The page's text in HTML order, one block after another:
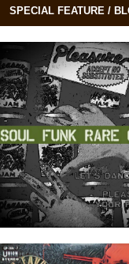
SPECIAL FEATURE /